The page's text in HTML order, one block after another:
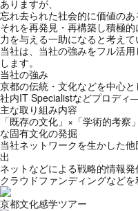
ありますが、
忘れ去られた社会的に価値のあ
それを再発見・再構築し積極
力を与える一助になると考えて
当社は、当社の強みをフル活
します。
当社の強み
京都の伝統・文化などを中心
社内IT Specialistなどプロディ
主な取り組み内容
「既存の文化」×「学術的考
な固有文化の発掘
当社ネットワークを生かした
出
ネットなどによる戦略的情報
クラウドファンディングなど
京都文化感学ツアー